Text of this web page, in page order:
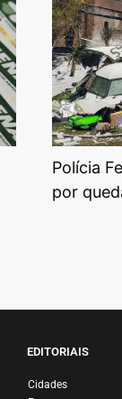
Polícia
por
EDITORIAIS
Cidades